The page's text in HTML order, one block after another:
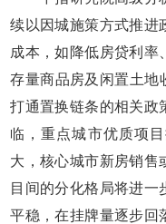
续以因城施策方式推进
成本，如降低房贷利率
存量商品房及闲置土地
打通置换链条的相关政
临，重点城市优质项
大，核心城市新房销售
目间的分化格局将进
平稳，在挂牌量逐步回